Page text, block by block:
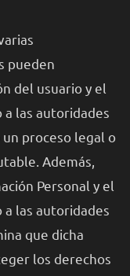
pueden
del usuario y el
las autoridades
proceso legal o
Además,
Personal y el
las autoridades
que dicha
los derechos